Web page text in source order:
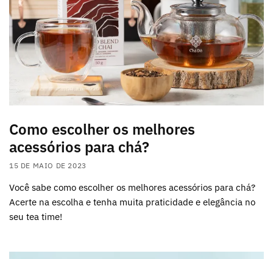
Como escolher os melhores
acessórios para chá?
15 DE MAIO DE 2023
Você sabe como escolher os melhores acessórios para chá?
Acerte na escolha e tenha muita praticidade e elegância no
seu tea time!